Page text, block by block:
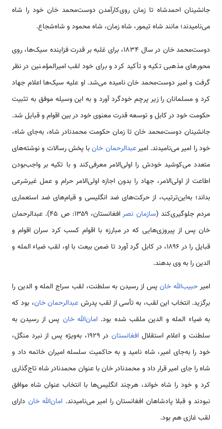
جانشینان احمدشاه تا زمان روی‌کارآمدن دوست‌محمد خان خود را شاه
می‌نامیدند؛ مانند شاه تیمور، شاه زمان، شاه محمود و شاه‌شجاع.
دوست‌محمد خان در سال ۱۸۳۴، برای غلبه بر قدرت فزاینده سیک‌ها، روی
محورهای مذهبی تکیه و تأکید کرد و برای خود لقب امیرالمؤمنین در نظر
گرفت و امیر دوست‌محمد خان نامیده می‌شد. او علیه سیک‌ها اعلام جهاد
کرد و مسلمانان را زیر پرچم خودگرد آورد و به این وسیله موفق به تثبیت
حکومت خود در کابل و توسعه قدرت معنوی خود در بین اقوام و قبایل شد.
جانشینان دوست‌محمد خان تا زمان حکومت محمدنادر شاه، به‌جای شاه،
خود را امیر می‌نامیدند. امیرعبدالرحمان خانبا پخش رسالات و نوشته‌های
متعدد می‌کوشید خودش را اولی‌الامر معرفی‌کند و با تکیه بر واجب‌بودن
اطاعت از اولی‌الامر، جهاد را بدون اجازه اولی‌الامر حرام و عمل غیرشرعی
بداند؛ به‌این‌ترتیب، از حرکت‌های ضد انگلیسی و قیام‌های ضد استعماری
مردم جلوگیری‌کند (سازمان نصر
افغانستان، ۱۳۵۹: ص ۴۵). عبدالرحمان
خان پس از پیروزی‌هایی که در مبارزه با اقوام کسب کرد سران اقوام و
قبایل را در ۱۸۹۶، در کابل گرد آورد تا ضمن بیعت با او، لقب ضیاء المله و
الدین را به وی بدهند.
امیرحبیب‌الله خانپس از رسیدن به سلطنت، لقب سراج المله و الدین را
برگزید. انتخاب این لقب، به تأسی از لقب پدرش عبدالرحمان خان، بود که
به ضیاء المله و الدین ملقب شده بود.امان‌الله خان پس از رسیدن به
سلطنت و اعلام استقلال افغانستان
در ۱۹۲۹، به‌ویژه پس از نبرد منگل،
خود را به‌جای امیر، شاه نامید و به حاکمیت سلسله امیران خاتمه داد و
شاه را جای امیر قرار داد و محمدنادر خان با عنوان محمدنادر شاه تاج‌گذاری
کرد و خود را شاه خواند، هرچند انگلیس‌ها با انتخاب عنوان شاه موافق
نبودند و قبلا پادشاهان افغانستان را امیر می‌نامیدند. امان‌الله خان دارای
لقب غازی هم بود.